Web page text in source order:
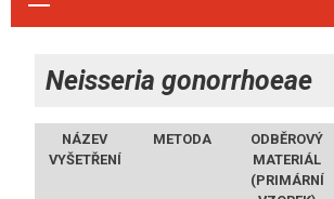
Neisseria gonorrhoeae
NÁZEV
VYŠETŘENÍ
METODA
ODBĚROVÝ
MATERIÁL
(PRIMÁRNÍ